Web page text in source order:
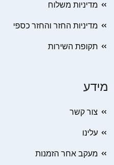
מדיניות משלוח
מדיניות החזר והחזר כספי
תקופת השירות
מידע
צור קשר
עלינו
מעקב אחר הזמנות